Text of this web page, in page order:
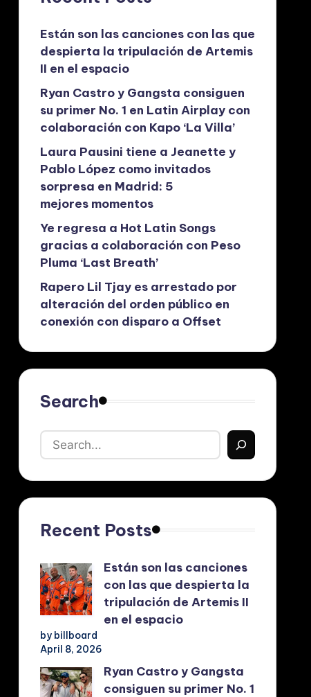
Están son las canciones con las que
despierta la tripulación de Artemis
II en el espacio
Ryan Castro y Gangsta consiguen
su primer No. 1 en Latin Airplay con
colaboración con Kapo ‘La Villa’
Laura Pausini tiene a Jeanette y
Pablo López como invitados
sorpresa en Madrid: 5
mejores momentos
Ye regresa a Hot Latin Songs
gracias a colaboración con Peso
Pluma ‘Last Breath’
Rapero Lil Tjay es arrestado por
alteración del orden público en
conexión con disparo a Offset
Search
Recent Posts
Están son las canciones
con las que despierta la
tripulación de Artemis II
en el espacio
by billboard
April 8, 2026
Ryan Castro y Gangsta
consiguen su primer No. 1